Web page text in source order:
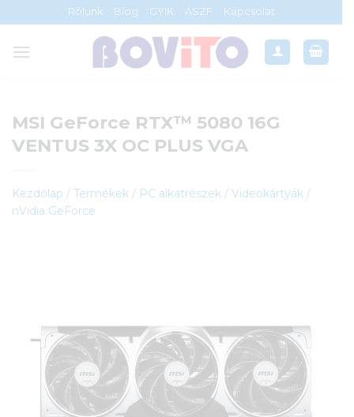
to
content
Rólunk Blog GYIK ÁSZF Kapcsolat
MSI GeForce RTX™ 5080 16G
VENTUS 3X OC PLUS VGA
Kezdőlap / Termékek / PC alkatrészek / Videokártyák /
nVidia GeForce